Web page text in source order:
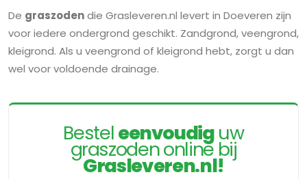
De graszodendie Grasleveren.nl levert in Doeveren zijn
voor iedere ondergrond geschikt. Zandgrond, veengrond,
kleigrond. Als u veengrond of kleigrond hebt, zorgt u dan
wel voor voldoende drainage.
Besteleenvoudiguw
graszoden online bij
Grasleveren.nl!